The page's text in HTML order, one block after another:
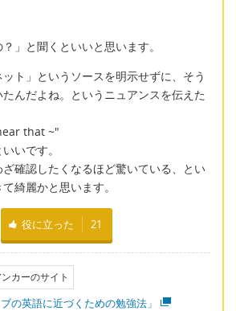
」と聞くといいと思います。
ト」というソースを明示せずに、そう
んだよね。というニュアンスを伝えた
that ~"
いです。
確認したくなるほど驚いている、とい
綺麗かと思います。
役に立った 21
カーのサイト
ブの英語に近づくための勉強法」